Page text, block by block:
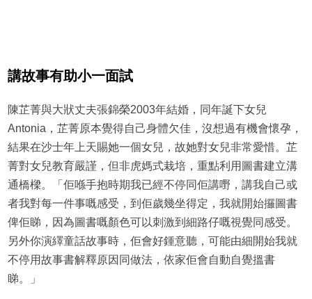
講故事有助小一面試
陳芷菁與大狀丈夫張錦榮2003年結婚，同年誕下女兒
Antonia，芷菁原本覺得自己身體欠佳，沒想過有機會懷孕，
結果在沙士年上天賜她一個女兒，故她對女兒非常愛惜。芷
菁對女兒教育嚴謹，但非虎媽式栽培，重點利用圖書建立溝
通橋樑。「佢喺手抱時期我已經不停同佢講嘢，講我自己或
者我對每一件事嘅感受，到佢歲幾坐得定，我就開始攞圖書
俾佢睇，因為圖書嘅顏色可以刺激到細路仔嘅視覺同感受。
另外你演繹童話故事時，佢會好鍾意聽，可能由細開始我就
不停用故事書解釋原因同做法，依家佢會自動自覺搵書
睇。」